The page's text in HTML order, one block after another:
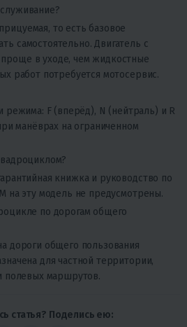
то есть базовое
самостоятельно. Двигатель с
в уходе, чем жидкостные
работ потребуется мотосервис.
режима: F (вперёд), N (нейтраль) и R
манёврах на ограниченном
книжка и руководство по
на эту модель не предусмотрены.
по дорогам общего
дороги общего пользования
для частной территории,
полевых маршрутов.
статья? Поделись ею: